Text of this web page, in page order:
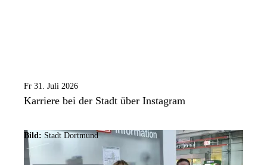
Fr 31. Juli 2026
Karriere bei der Stadt über Instagram
Bild: Stadt Dortmund